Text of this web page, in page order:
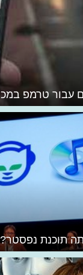
טרמפ
תוכנת נפסטר?